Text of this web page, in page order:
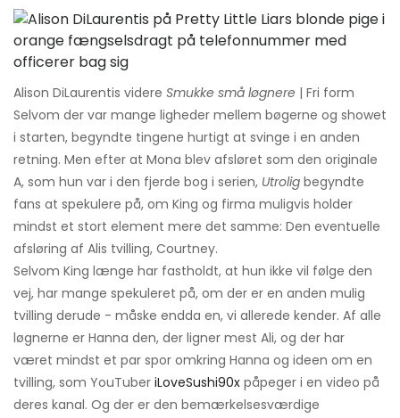
Alison DiLaurentis videre Smukke små løgnere | Fri form
Selvom der var mange ligheder mellem bøgerne og showet
i starten, begyndte tingene hurtigt at svinge i en anden
retning. Men efter at Mona blev afsløret som den originale
A, som hun var i den fjerde bog i serien, Utrolig begyndte
fans at spekulere på, om King og firma muligvis holder
mindst et stort element mere det samme: Den eventuelle
afsløring af Alis tvilling, Courtney.
Selvom King længe har fastholdt, at hun ikke vil følge den
vej, har mange spekuleret på, om der er en anden mulig
tvilling derude - måske endda en, vi allerede kender. Af alle
løgnerne er Hanna den, der ligner mest Ali, og der har
været mindst et par spor omkring Hanna og ideen om en
tvilling, som YouTuber iLoveSushi90x påpeger i en video på
deres kanal. Og der er den bemærkelsesværdige